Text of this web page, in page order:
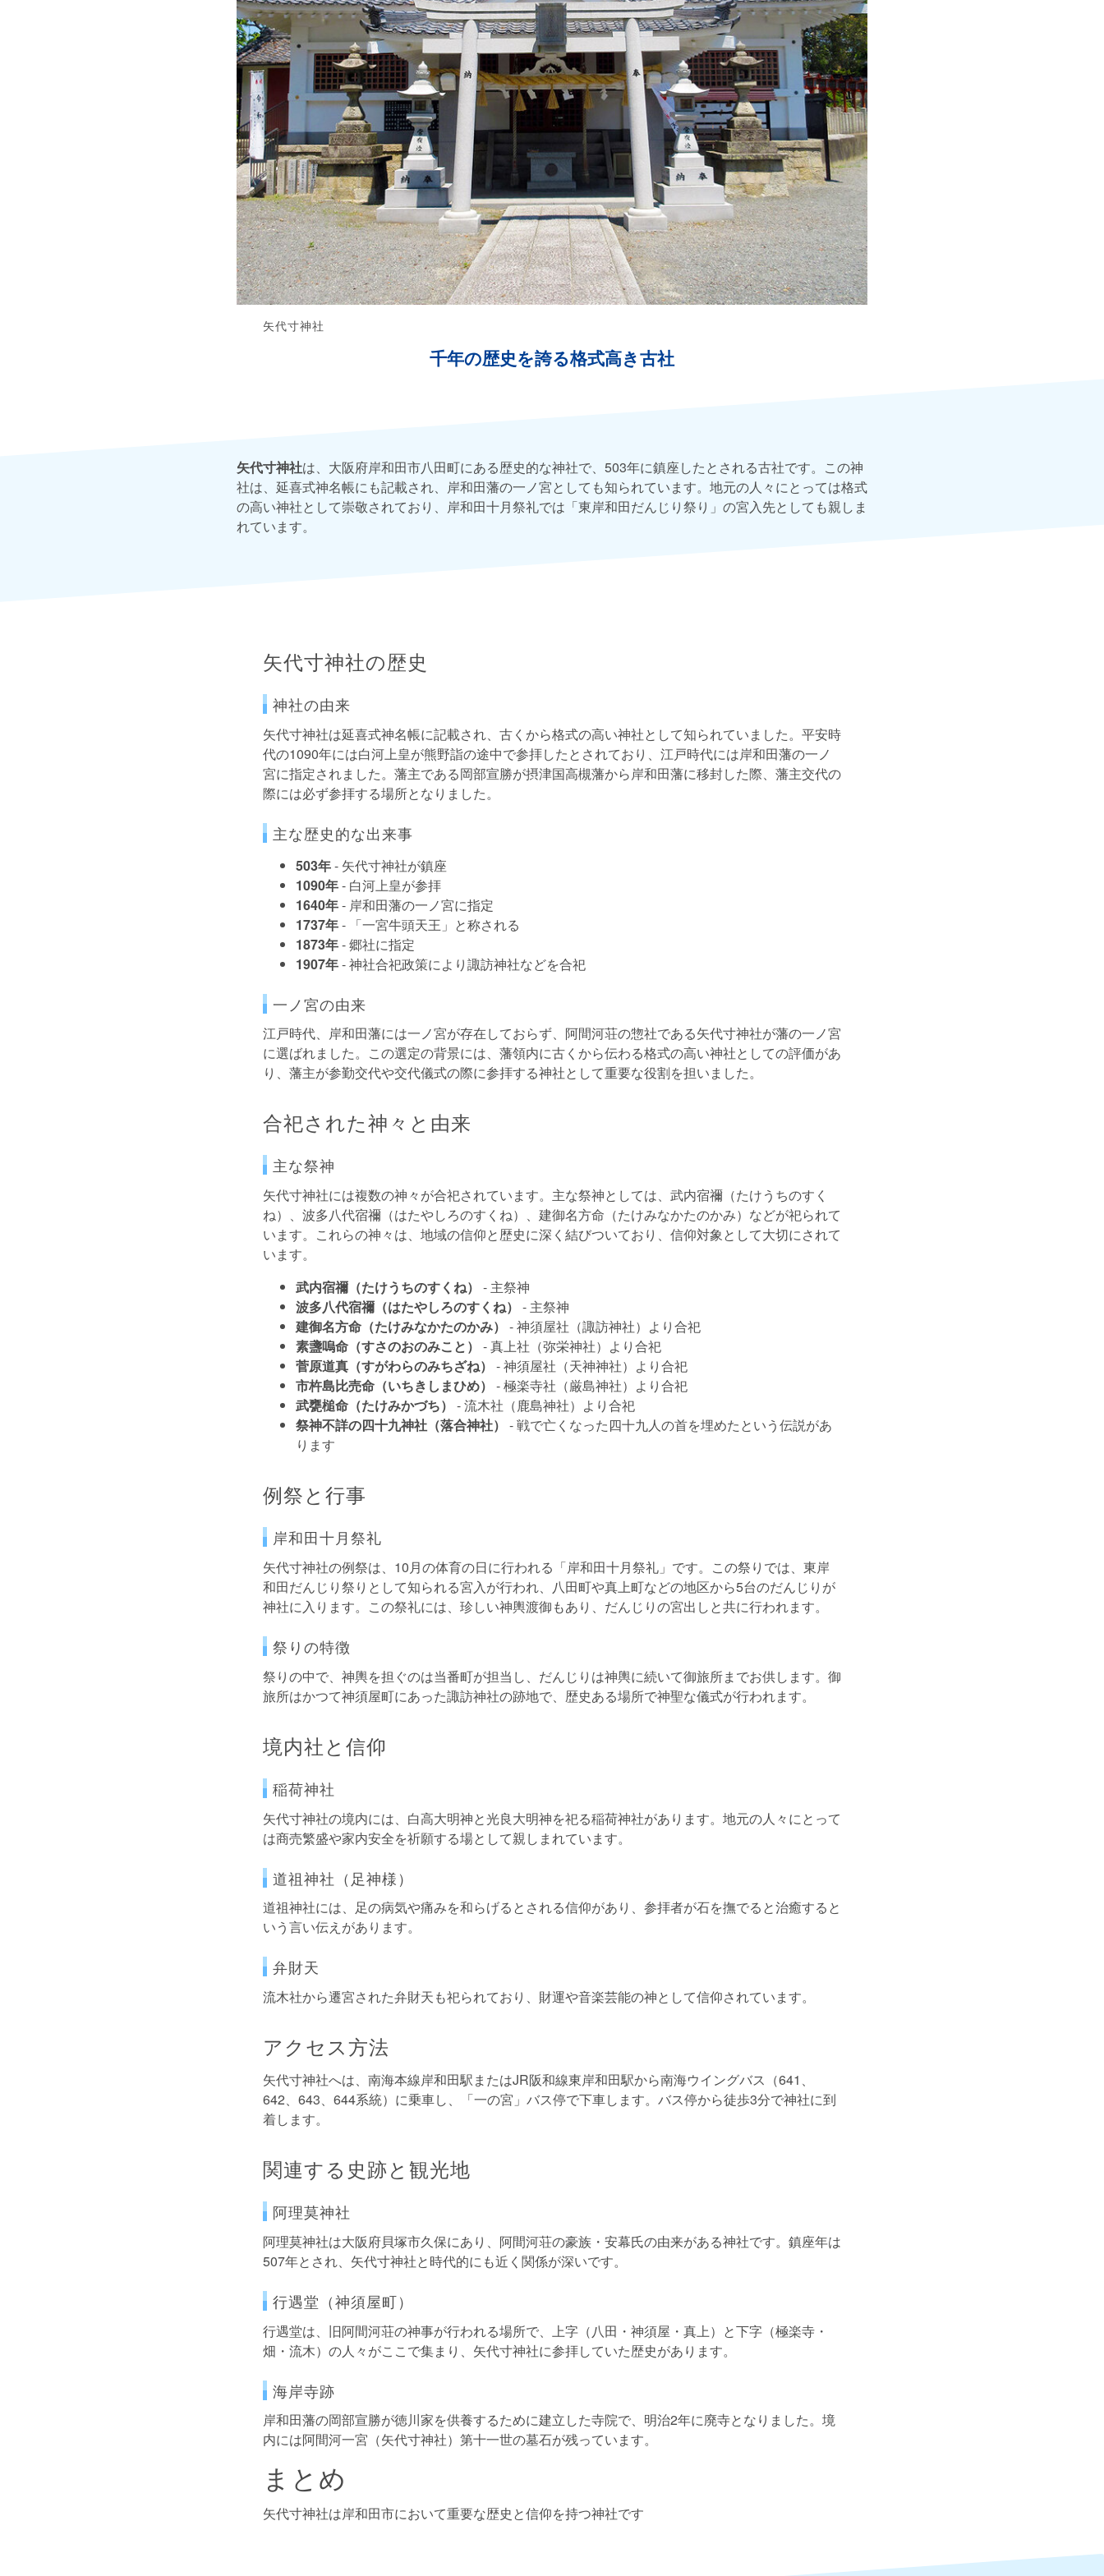
矢代寸神社
千年の歴史を誇る格式高き古社
矢代寸神社は、大阪府岸和田市八田町にある歴史的な神社で、503年に鎮座したとされる古社です。この神
社は、延喜式神名帳にも記載され、岸和田藩の一ノ宮としても知られています。地元の人々にとっては格式
の高い神社として崇敬されており、岸和田十月祭礼では「東岸和田だんじり祭り」の宮入先としても親しま
れています。
矢代寸神社の歴史
神社の由来
矢代寸神社は延喜式神名帳に記載され、古くから格式の高い神社として知られていました。平安時
代の1090年には白河上皇が熊野詣の途中で参拝したとされており、江戸時代には岸和田藩の一ノ
宮に指定されました。藩主である岡部宣勝が摂津国高槻藩から岸和田藩に移封した際、藩主交代の
際には必ず参拝する場所となりました。
主な歴史的な出来事
503年- 矢代寸神社が鎮座
1090年- 白河上皇が参拝
1640年- 岸和田藩の一ノ宮に指定
1737年- 「一宮牛頭天王」と称される
1873年- 郷社に指定
1907年- 神社合祀政策により諏訪神社などを合祀
一ノ宮の由来
江戸時代、岸和田藩には一ノ宮が存在しておらず、阿間河荘の惣社である矢代寸神社が藩の一ノ宮
に選ばれました。この選定の背景には、藩領内に古くから伝わる格式の高い神社としての評価があ
り、藩主が参勤交代や交代儀式の際に参拝する神社として重要な役割を担いました。
合祀された神々と由来
主な祭神
矢代寸神社には複数の神々が合祀されています。主な祭神としては、武内宿禰（たけうちのすく
ね）、波多八代宿禰（はたやしろのすくね）、建御名方命（たけみなかたのかみ）などが祀られて
います。これらの神々は、地域の信仰と歴史に深く結びついており、信仰対象として大切にされて
います。
武内宿禰（たけうちのすくね） - 主祭神
波多八代宿禰（はたやしろのすくね） - 主祭神
建御名方命（たけみなかたのかみ） - 神須屋社（諏訪神社）より合祀
素盞嗚命（すさのおのみこと） - 真上社（弥栄神社）より合祀
菅原道真（すがわらのみちざね） - 神須屋社（天神神社）より合祀
市杵島比売命（いちきしまひめ） - 極楽寺社（厳島神社）より合祀
武甕槌命（たけみかづち） - 流木社（鹿島神社）より合祀
祭神不詳の四十九神社（落合神社） - 戦で亡くなった四十九人の首を埋めたという伝説があ
ります
例祭と行事
岸和田十月祭礼
矢代寸神社の例祭は、10月の体育の日に行われる「岸和田十月祭礼」です。この祭りでは、東岸
和田だんじり祭りとして知られる宮入が行われ、八田町や真上町などの地区から5台のだんじりが
神社に入ります。この祭礼には、珍しい神輿渡御もあり、だんじりの宮出しと共に行われます。
祭りの特徴
祭りの中で、神輿を担ぐのは当番町が担当し、だんじりは神輿に続いて御旅所までお供します。御
旅所はかつて神須屋町にあった諏訪神社の跡地で、歴史ある場所で神聖な儀式が行われます。
境内社と信仰
稲荷神社
矢代寸神社の境内には、白高大明神と光良大明神を祀る稲荷神社があります。地元の人々にとって
は商売繁盛や家内安全を祈願する場として親しまれています。
道祖神社（足神様）
道祖神社には、足の病気や痛みを和らげるとされる信仰があり、参拝者が石を撫でると治癒すると
いう言い伝えがあります。
弁財天
流木社から遷宮された弁財天も祀られており、財運や音楽芸能の神として信仰されています。
アクセス方法
矢代寸神社へは、南海本線岸和田駅またはJR阪和線東岸和田駅から南海ウイングバス（641、
642、643、644系統）に乗車し、「一の宮」バス停で下車します。バス停から徒歩3分で神社に到
着します。
関連する史跡と観光地
阿理莫神社
阿理莫神社は大阪府貝塚市久保にあり、阿間河荘の豪族・安幕氏の由来がある神社です。鎮座年は
507年とされ、矢代寸神社と時代的にも近く関係が深いです。
行遇堂（神須屋町）
行遇堂は、旧阿間河荘の神事が行われる場所で、上字（八田・神須屋・真上）と下字（極楽寺・
畑・流木）の人々がここで集まり、矢代寸神社に参拝していた歴史があります。
海岸寺跡
岸和田藩の岡部宣勝が徳川家を供養するために建立した寺院で、明治2年に廃寺となりました。境
内には阿間河一宮（矢代寸神社）第十一世の墓石が残っています。
まとめ
矢代寸神社は岸和田市において重要な歴史と信仰を持つ神社です